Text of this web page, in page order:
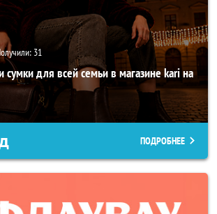
31
для всей семьи в магазине kari на
ПОДРОБНЕЕ